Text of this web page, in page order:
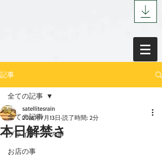
記事
全ての記事
プライベートの事
お店の事
全ての記事
本日解禁さ
satellitesrain
2016年7月13日 読了時間: 2分